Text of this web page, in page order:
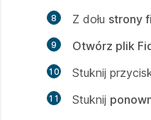
Z dołu strony
Otwórz plik
Stuknij
Stuknij